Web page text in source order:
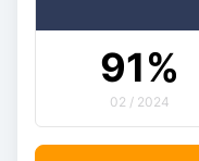
91%
02 / 2024